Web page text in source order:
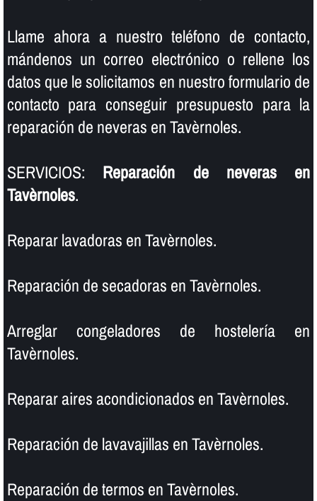
Llame ahora a nuestro teléfono de contacto,
mándenos un correo electrónico o rellene los
datos que le solicitamos en nuestro formulario de
contacto para conseguir presupuesto para la
reparación de neveras en Tavèrnoles.
SERVICIOS: Reparación de neveras en
Tavèrnoles.
Reparar lavadoras en Tavèrnoles.
Reparación de secadoras en Tavèrnoles.
Arreglar congeladores de hostelerí­a en
Tavèrnoles.
Reparar aires acondicionados en Tavèrnoles.
Reparación de lavavajillas en Tavèrnoles.
Reparación de termos en Tavèrnoles.